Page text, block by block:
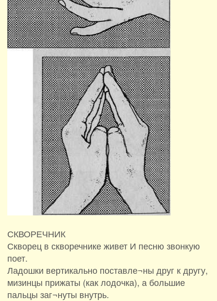
СКВОРЕЧНИК
Скворец в скворечнике живет И песню звонкую
поет.
Ладошки вертикально поставле¬ны друг к другу,
мизинцы прижаты (как лодочка), а большие
пальцы заг¬нуты внутрь.